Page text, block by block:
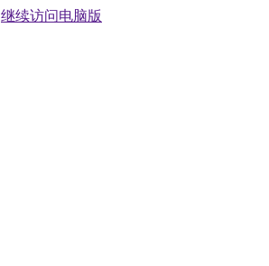
继续访问电脑版